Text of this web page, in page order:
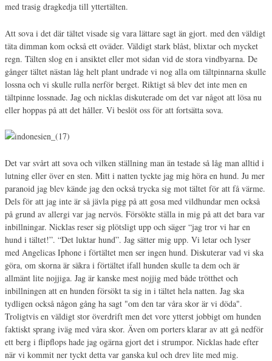
med trasig dragkedja till yttertälten.
Att sova i det där tältet visade sig vara lättare sagt än gjort. med den väldigt
täta dimman kom också ett oväder. Väldigt stark blåst, blixtar och mycket
regn. Tälten slog en i ansiktet eller mot sidan vid de stora vindbyarna. De
gånger tältet nästan låg helt plant undrade vi nog alla om tältpinnarna skulle
lossna och vi skulle rulla nerför berget. Riktigt så blev det inte men en
tältpinne lossnade. Jag och nicklas diskuterade om det var något att lösa nu
eller hoppas på att det håller. Vi beslöt oss för att fortsätta sova.
Det var svårt att sova och vilken ställning man än testade så låg man alltid i
lutning eller över en sten. Mitt i natten tyckte jag mig höra en hund. Ju mer
paranoid jag blev kände jag den också trycka sig mot tältet för att få värme.
Dels för att jag inte är så jävla pigg på att gosa med vildhundar men också
på grund av allergi var jag nervös. Försökte ställa in mig på att det bara var
inbillningar. Nicklas reser sig plötsligt upp och säger “jag tror vi har en
hund i tältet!”. “Det luktar hund”. Jag sätter mig upp. Vi letar och lyser
med Angelicas Iphone i förtältet men ser ingen hund. Diskuterar vad vi ska
göra, om skorna är säkra i förtältet ifall hunden skulle ta dem och är
allmänt lite nojjiga. Jag är kanske mest nojjig med både trötthet och
inbillningen att en hunden försökt ta sig in i tältet hela natten. Jag ska
tydligen också någon gång ha sagt "om den tar våra skor är vi döda".
Troligtvis en väldigt stor överdrift men det vore ytterst jobbigt om hunden
faktiskt sprang iväg med våra skor. Även om porters klarar av att gå nedför
ett berg i flipflops hade jag ogärna gjort det i strumpor. Nicklas hade efter
när vi kommit ner tyckt detta var ganska kul och drev lite med mig.